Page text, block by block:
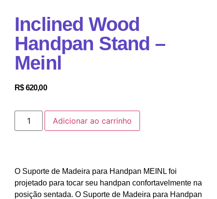
Inclined Wood
Handpan Stand –
Meinl
R$620,00
Adicionar ao carrinho
O Suporte de Madeira para Handpan MEINL foi
projetado para tocar seu handpan confortavelmente na
posição sentada. O Suporte de Madeira para Handpan